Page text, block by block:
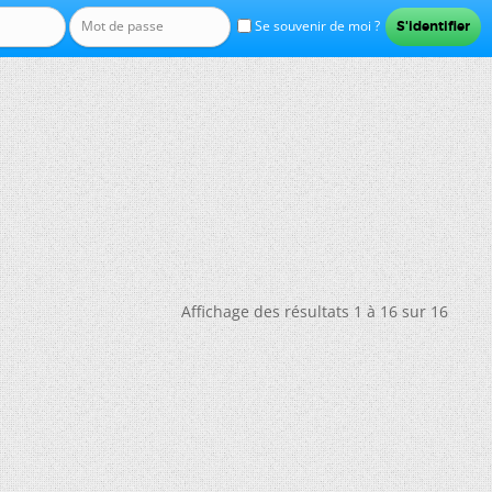
Se souvenir de moi ?
Affichage des résultats 1 à 16 sur 16